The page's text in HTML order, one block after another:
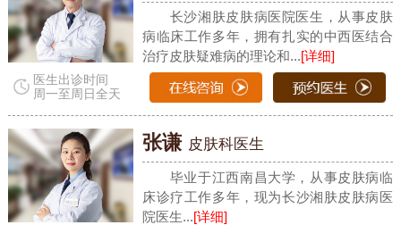
医生出诊时间
周一至周日全天
长沙湘肤皮肤病医院医生，从事皮肤
病临床工作多年，拥有扎实的中西医结合
治疗皮肤疑难病的理论和...[详细]
张谦 皮肤科医生
毕业于江西南昌大学，从事皮肤病临
床诊疗工作多年，现为长沙湘肤皮肤病医
院医生...[详细]